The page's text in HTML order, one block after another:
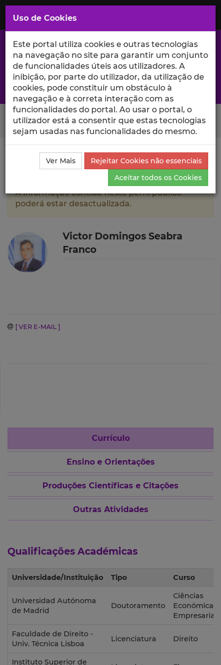
Saltar
para
Conteúdo
Principal
A excelência da investigação e ciência no Iscte
Search Button
Ciência_Iscte Autores
Victor Domingos Seabra
Currículo
A informação contida neste perfil público
poderá estar desactualizada.
Victor Domingos Seabra
Franco
[ VER E-MAIL ]
Currículo
Ensino e Orientações
Produções Científicas e Citações
Outras Atividades
Qualificações Académicas
Universidade/Instituição Tipo Curso
Universidad Autónoma
de Madrid
Doutoramento
Ciências
Económicas
Empresariais
Faculdade de Direito -
Univ. Técnica Lisboa
Licenciatura Direito
Instituto Superior de
Uso de Cookies
Este portal utiliza cookies e outras tecnologias
na navegação no site para garantir um conjunto
de funcionalidades úteis aos utilizadores. A
inibição, por parte do utilizador, da utilização de
cookies, pode constituir um obstáculo à
navegação e à correta interação com as
funcionalidades do portal. Ao usar o portal, o
utilizador está a consentir que estas tecnologias
sejam usadas nas funcionalidades do mesmo.
Ver Mais
Rejeitar Cookies não essenciais
Aceitar todos os Cookies